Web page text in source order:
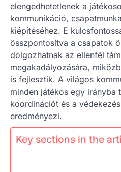
elengedhetetlenek a
kommunikáció,
kiépítéséhez. E
összpontosítva a csapatok
dolgozhatnak az ellenfél
megakadályozására,
is fejlesztik. A világos
minden játékos egy irányba
koordinációt és a
eredményezi.
Key sections in the